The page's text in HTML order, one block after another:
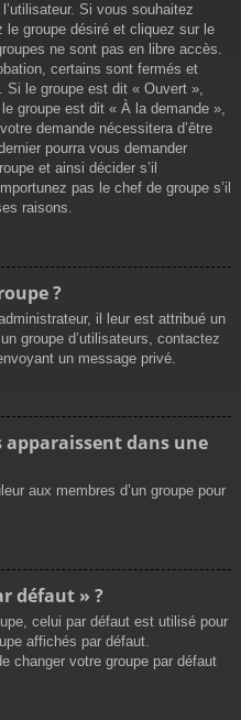
Si vous souhaitez
le groupe désiré et cliquez sur le
ne sont pas en libre accès.
certains sont fermés et
Si le groupe est dit « Ouvert »,
groupe est dit « À la demande »,
demande nécessitera d’être
pourra vous demander
et ainsi décider s’il
pas le chef de groupe s’il
raisons.
?
il leur est attribué un
groupe d’utilisateurs, contactez
un message privé.
dans une
aux membres d’un groupe pour
défaut » ?
celui par défaut est utilisé pour
affichés par défaut.
changer votre groupe par défaut